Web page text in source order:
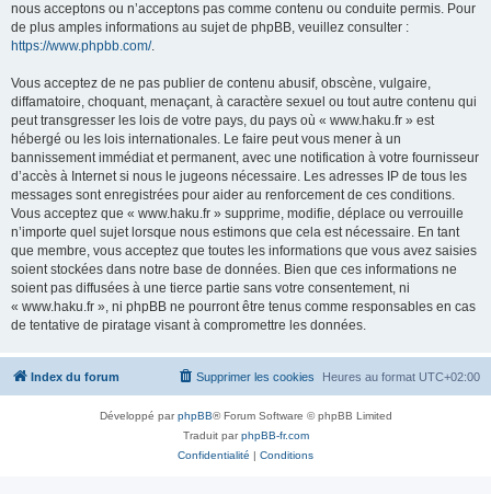
nous acceptons ou n’acceptons pas comme contenu ou conduite permis. Pour
de plus amples informations au sujet de phpBB, veuillez consulter :
https://www.phpbb.com/.
Vous acceptez de ne pas publier de contenu abusif, obscène, vulgaire,
diffamatoire, choquant, menaçant, à caractère sexuel ou tout autre contenu qui
peut transgresser les lois de votre pays, du pays où « www.haku.fr » est
hébergé ou les lois internationales. Le faire peut vous mener à un
bannissement immédiat et permanent, avec une notification à votre fournisseur
d’accès à Internet si nous le jugeons nécessaire. Les adresses IP de tous les
messages sont enregistrées pour aider au renforcement de ces conditions.
Vous acceptez que « www.haku.fr » supprime, modifie, déplace ou verrouille
n’importe quel sujet lorsque nous estimons que cela est nécessaire. En tant
que membre, vous acceptez que toutes les informations que vous avez saisies
soient stockées dans notre base de données. Bien que ces informations ne
soient pas diffusées à une tierce partie sans votre consentement, ni
« www.haku.fr », ni phpBB ne pourront être tenus comme responsables en cas
de tentative de piratage visant à compromettre les données.
Index du forum Heures au format UTC+02:00
Supprimer les cookies
Développé parphpBB® Forum Software © phpBB Limited
Traduit parphpBB-fr.com
Confidentialité | Conditions